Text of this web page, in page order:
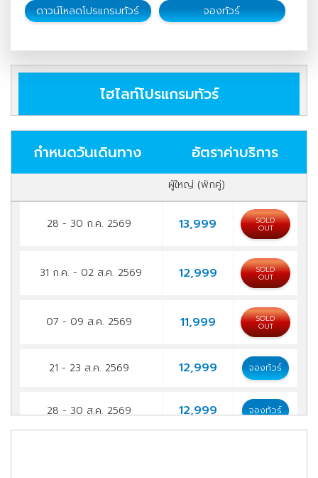
ดาวน์โหลดโปรแกรมทัวร์ จองทัวร์
ไฮไลท์โปรแกรมทัวร์
กำหนดวันเดินทาง อัตราค่าบริการ
ผู้ใหญ่ (พักคู่)
28 - 30 ก.ค. 2569 13,999 SOLD
OUT
31 ก.ค. - 02 ส.ค. 2569 12,999 SOLD
OUT
07 - 09 ส.ค. 2569 11,999 SOLD
OUT
21 - 23 ส.ค. 2569 12,999 จองทัวร์
28 - 30 ส.ค. 2569 12,999 จองทัวร์